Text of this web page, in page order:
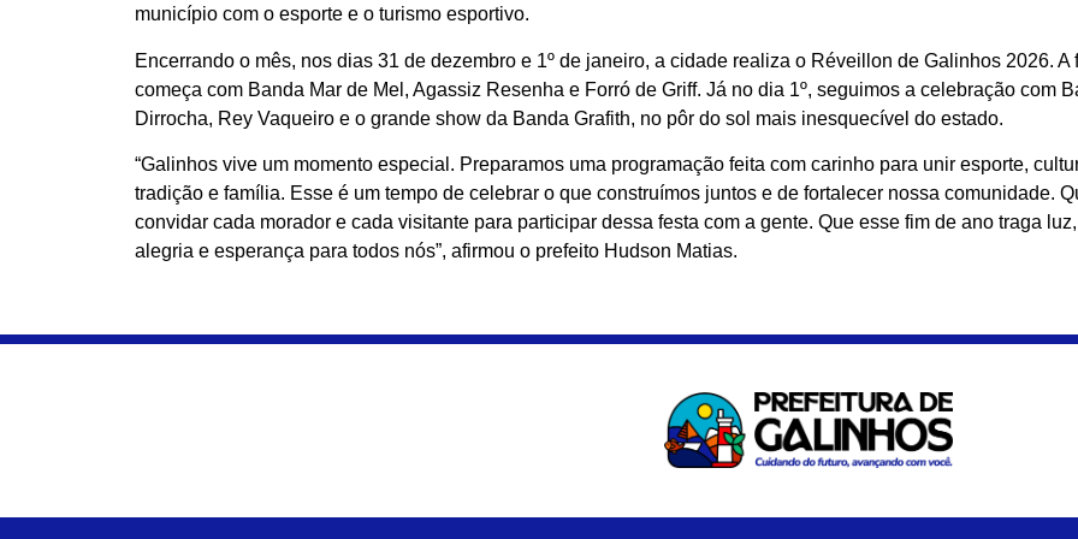
município com o esporte e o turismo esportivo.
Encerrando o mês, nos dias 31 de dezembro e 1º de janeiro, a cidade realiza o Réveillon de Galinhos 2026. A
começa com Banda Mar de Mel, Agassiz Resenha e Forró de Griff. Já no dia 1º, seguimos a celebração com
Dirrocha, Rey Vaqueiro e o grande show da Banda Grafith, no pôr do sol mais inesquecível do estado.
“Galinhos vive um momento especial. Preparamos uma programação feita com carinho para unir esporte,
tradição e família. Esse é um tempo de celebrar o que construímos juntos e de fortalecer nossa comunidade.
convidar cada morador e cada visitante para participar dessa festa com a gente. Que esse fim de ano traga luz,
alegria e esperança para todos nós”, afirmou o prefeito Hudson Matias.